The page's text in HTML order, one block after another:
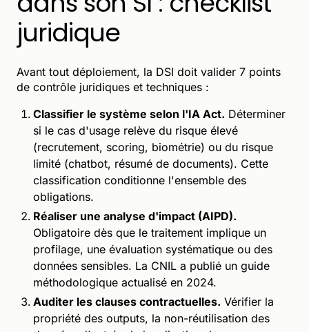
juridique
Avant tout déploiement, la DSI doit valider 7 points
de contrôle juridiques et techniques :
Classifier le système selon l'IA Act. Déterminer
si le cas d'usage relève du risque élevé
(recrutement, scoring, biométrie) ou du risque
limité (chatbot, résumé de documents). Cette
classification conditionne l'ensemble des
obligations.
Réaliser une analyse d'impact (AIPD).
Obligatoire dès que le traitement implique un
profilage, une évaluation systématique ou des
données sensibles. La CNIL a publié un guide
méthodologique actualisé en 2024.
Auditer les clauses contractuelles. Vérifier la
propriété des outputs, la non-réutilisation des